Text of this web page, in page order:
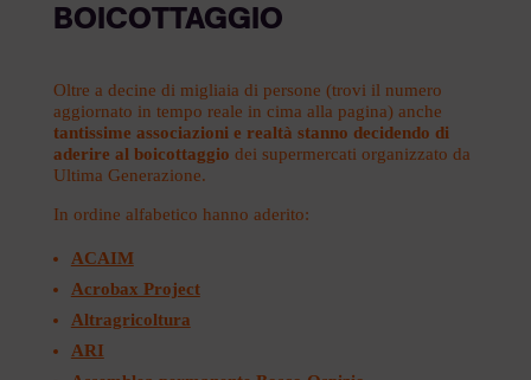
BOICOTTAGGIO
Oltre a decine di migliaia di persone (trovi il numero
aggiornato in tempo reale in cima alla pagina) anche
tantissime associazioni e realtà stanno decidendo di
aderire al boicottaggio dei supermercati organizzato da
Ultima Generazione.
In ordine alfabetico hanno aderito:
ACAIM
Acrobax Project
Altragricoltura
ARI